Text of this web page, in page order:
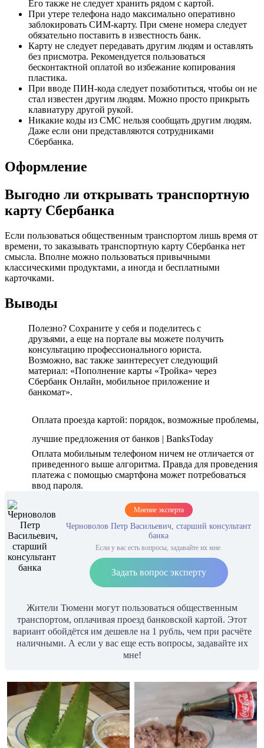
Его также не следует хранить рядом с картой.
При утере телефона надо максимально оперативно
заблокировать СИМ-карту. При смене номера следует
обязательно поставить в известность банк.
Карту не следует передавать другим людям и оставлять
без присмотра. Рекомендуется пользоваться
бесконтактной оплатой во избежание копирования
пластика.
При вводе ПИН-кода следует позаботиться, чтобы он не
стал известен другим людям. Можно просто прикрыть
клавиатуру другой рукой.
Никакие коды из СМС нельзя сообщать другим людям.
Даже если они представляются сотрудниками
Сбербанка.
Оформление
Выгодно ли открывать транспортную
карту Сбербанка
Если пользоваться общественным транспортом лишь время от
времени, то заказывать транспортную карту Сбербанка нет
смысла. Вполне можно пользоваться привычными
классическими продуктами, а иногда и бесплатными
карточками.
Выводы
Полезно? Сохраните у себя и поделитесь с
друзьями, а еще на портале вы можете получить
консультацию профессионального юриста.
Возможно, вас также заинтересует следующий
материал: «Пополнение карты «Тройка» через
Сбербанк Онлайн, мобильное приложение и
банкомат».
Оплата проезда картой: порядок, возможные проблемы,
лучшие предложения от банков | BanksToday
Оплата мобильным телефоном ничем не отличается от
приведенного выше алгоритма. Правда для проведения
платежа с помощью смартфона может потребоваться
ввод пароля.
Мнение эксперта
Черноволов Петр Васильевич, старший консультант
банка
Если у вас есть вопросы, задавайте их мне.
Задать вопрос эксперту
Жители Тюмени могут пользоваться общественным
транспортом, оплачивая проезд банковской картой. Этот
вариант обойдётся им дешевле на 1 рубль, чем при расчёте
наличными. А если у вас еще есть вопросы, задавайте их
мне!